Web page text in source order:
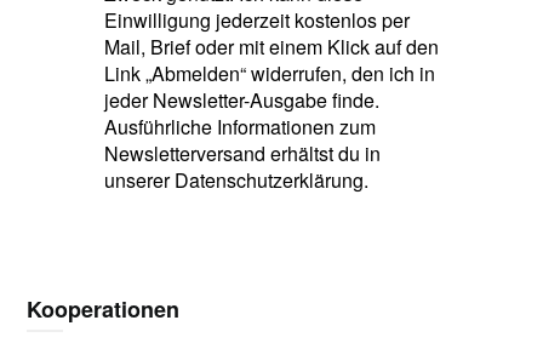
Einwilligung jederzeit kostenlos per
Mail, Brief oder mit einem Klick auf den
Link „Abmelden“ widerrufen, den ich in
jeder Newsletter-Ausgabe finde.
Ausführliche Informationen zum
Newsletterversand erhältst du in
unserer Datenschutzerklärung.
Kooperationen